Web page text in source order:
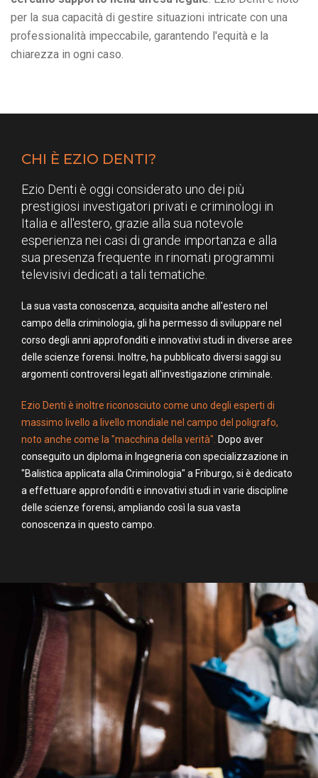
per la sua capacità di gestire situazioni intricate con una
professionalità impeccabile, garantendo l'equità e la
chiarezza in ogni caso.
CHI È EZIO DENTI?
Ezio Denti è oggi considerato uno dei più
prestigiosi investigatori privati e criminologi in
Italia e all'estero, grazie alla sua notevole
esperienza nei casi di grande importanza e alla
sua presenza frequente in rinomati programmi
televisivi dedicati a tali tematiche.
La sua vasta conoscenza, acquisita anche all'estero nel
campo della criminologia, gli ha permesso di sviluppare nel
corso degli anni approfonditi e innovativi studi in diverse aree
delle scienze forensi. Inoltre, ha pubblicato diversi saggi su
argomenti controversi legati all'investigazione criminale.
Ezio Denti è inoltre riconosciuto come uno degli esperti di
massimo livello a livello mondiale nel campo del poligrafo,
noto anche come la "macchina della verità". Dopo aver
conseguito un diploma in Ingegneria con specializzazione in
"Balistica applicata alla Criminologia" a Friburgo, si è dedicato
a effettuare approfonditi e innovativi studi in varie discipline
delle scienze forensi, ampliando così la sua vasta
conoscenza in questo campo.